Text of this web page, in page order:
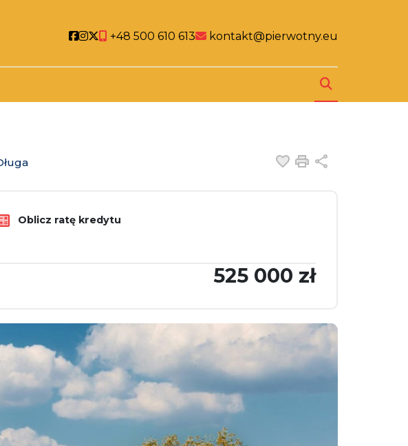
Social link
Social link
Social link
+48 500 610 613 kontakt@pierwotny.eu
Dodaj do
Drukuj
Oblicz ratę kredytu
525 000 zł